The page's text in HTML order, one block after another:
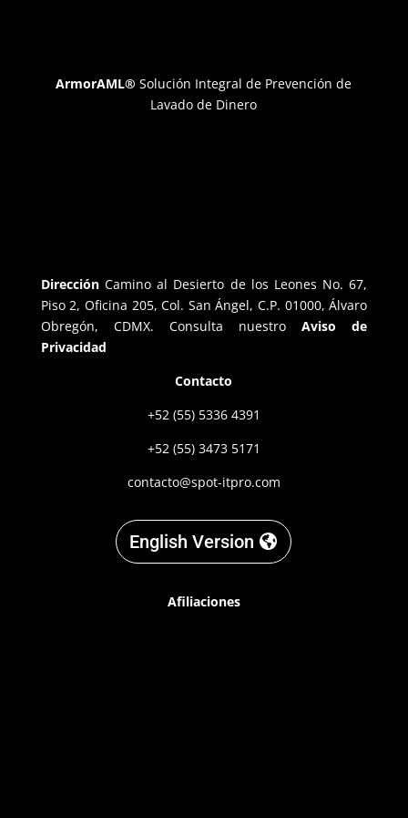
ArmorAML® Solución Integral de Prevención de
Lavado de Dinero
Dirección Camino al Desierto de los Leones No. 67,
Piso 2, Oficina 205, Col. San Ángel, C.P. 01000, Álvaro
Obregón, CDMX. Consulta nuestro
Aviso de
Privacidad
Contacto
+52 (55) 5336 4391
+52 (55) 3473 5171
contacto@spot-itpro.com
English Version
Afiliaciones